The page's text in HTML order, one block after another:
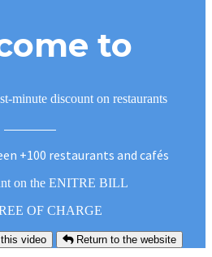
to
minute discount on restaurants
+100 restaurants and cafés
on the ENITRE BILL
OF CHARGE
video Return to the website